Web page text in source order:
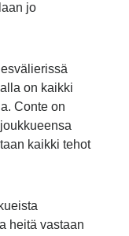
jo
on kaikki
Conte on
kaikki tehot
heitä vastaan